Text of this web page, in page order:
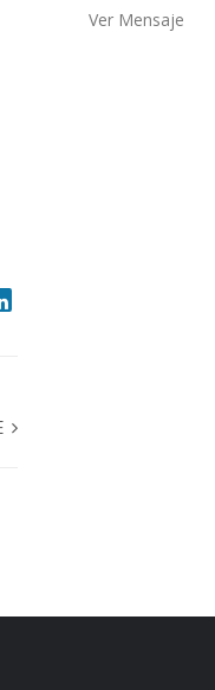
Ver Mensaje